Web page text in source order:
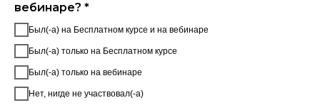
вебинаре? *
Был(-а) на Бесплатном курсе и на вебинаре
Был(-а) только на Бесплатном курсе
Был(-а) только на вебинаре
Нет, нигде не участвовал(-а)